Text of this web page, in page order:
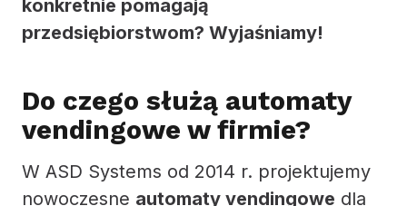
konkretnie pomagają
przedsiębiorstwom? Wyjaśniamy!
Do czego służą automaty
vendingowe w firmie?
W ASD Systems od 2014 r. projektujemy
nowoczesne automaty vendingowe dla